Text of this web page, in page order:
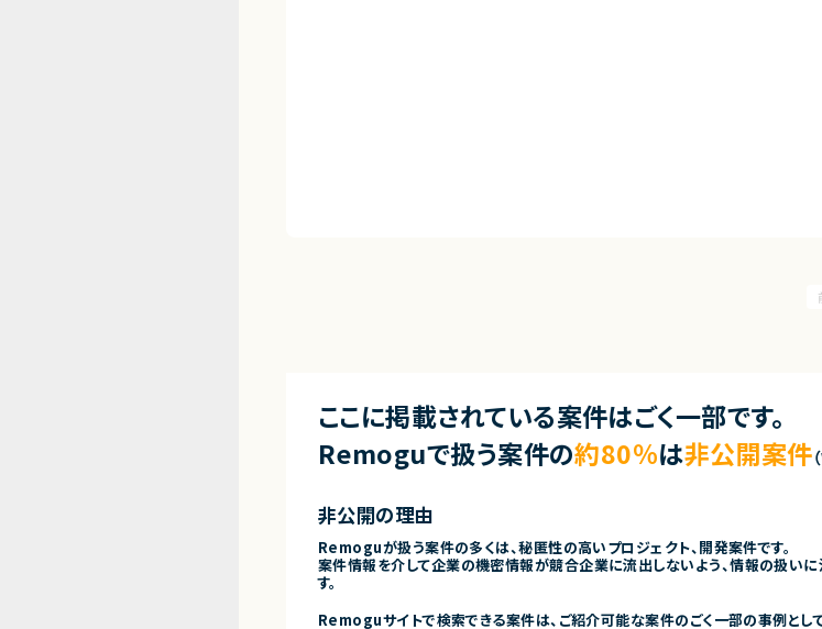
ここに掲載されている案件はごく一部です。
Remoguで扱う案件の約80％は非公開案件
非公開の理由
Remoguが扱う案件の多くは、秘匿性の高いプロジェクト、開発案件です。
案件情報を介して企業の機密情報が競合企業に流出しないよう、情報の扱い
す。
Remoguサイトで検索できる案件は、ご紹介可能な案件のごく一部の事例として